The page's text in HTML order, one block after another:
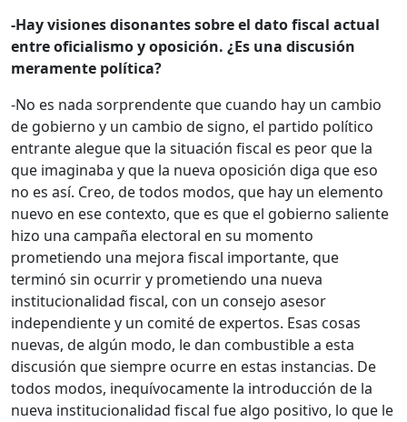
-Hay visiones disonantes sobre el dato fiscal actual
entre oficialismo y oposición. ¿Es una discusión
meramente política?
-No es nada sorprendente que cuando hay un cambio
de gobierno y un cambio de signo, el partido político
entrante alegue que la situación fiscal es peor que la
que imaginaba y que la nueva oposición diga que eso
no es así. Creo, de todos modos, que hay un elemento
nuevo en ese contexto, que es que el gobierno saliente
hizo una campaña electoral en su momento
prometiendo una mejora fiscal importante, que
terminó sin ocurrir y prometiendo una nueva
institucionalidad fiscal, con un consejo asesor
independiente y un comité de expertos. Esas cosas
nuevas, de algún modo, le dan combustible a esta
discusión que siempre ocurre en estas instancias. De
todos modos, inequívocamente la introducción de la
nueva institucionalidad fiscal fue algo positivo, lo que le